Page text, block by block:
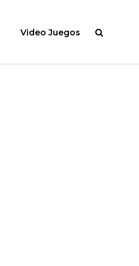
Video Juegos